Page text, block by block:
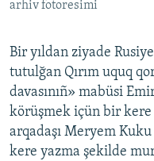
arhiv fotoresimi
Bir yıldan ziyade
tutulğan Qırım uquq
davasınıñ» mabüsi
körüşmek içün bir
arqadaşı Meryem
kere yazma şekilde